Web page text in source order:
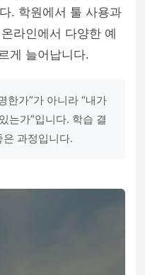
. 학원에서 툴 사용과
라인에서 다양한 예
게 늘어납니다.
한가”가 아니라 “내가
는가”입니다. 학습 결
과정입니다.